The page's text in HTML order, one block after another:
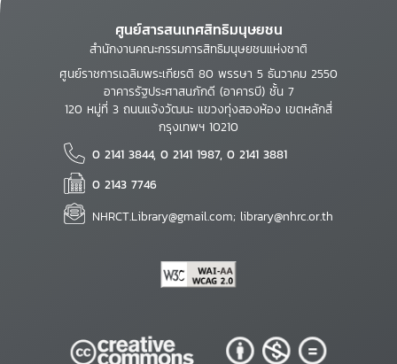
ศูนย์สารสนเทศสิทธิมนุษยชน
สำนักงานคณะกรรมการสิทธิมนุษยชนแห่งชาติ
ศูนย์ราชการเฉลิมพระเกียรติ 80 พรรษา 5 ธันวาคม 2550
อาคารรัฐประศาสนภักดี (อาคารบี) ชั้น 7
120 หมู่ที่ 3 ถนนแจ้งวัฒนะ แขวงทุ่งสองห้อง เขตหลักสี่
กรุงเทพฯ 10210
0 2141 3844, 0 2141 1987, 0 2141 3881
0 2143 7746
NHRCT.Library@gmail.com; library@nhrc.or.th